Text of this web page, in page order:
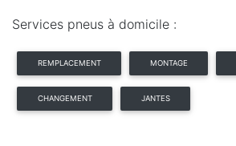
Services pneus à domicile :
REMPLACEMENT MONTAGE
CHANGEMENT JANTES